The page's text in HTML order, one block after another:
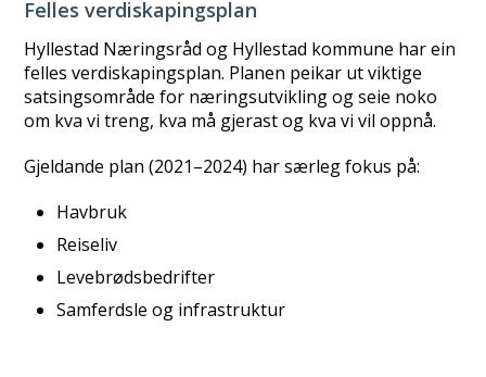
Felles verdiskapingsplan
Hyllestad Næringsråd og Hyllestad kommune har ein
felles verdiskapingsplan. Planen peikar ut viktige
satsingsområde for næringsutvikling og seie noko
om kva vi treng, kva må gjerast og kva vi vil oppnå.
Gjeldande plan (2021–2024) har særleg fokus på:
Havbruk
Reiseliv
Levebrødsbedrifter
Samferdsle og infrastruktur